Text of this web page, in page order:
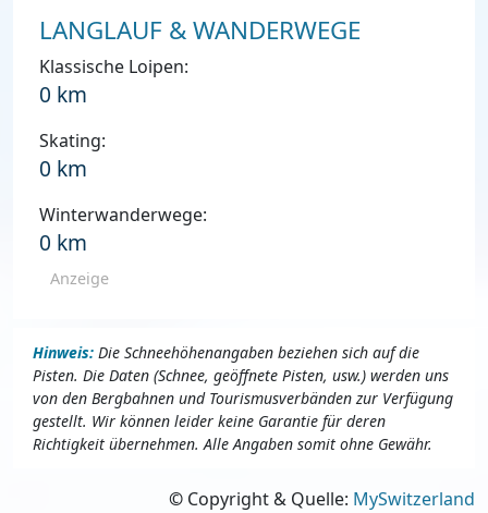
LANGLAUF & WANDERWEGE
Klassische Loipen:
0 km
Skating:
0 km
Winterwanderwege:
0 km
Anzeige
Hinweis: Die Schneehöhenangaben beziehen sich auf die
Pisten. Die Daten (Schnee, geöffnete Pisten, usw.) werden uns
von den Bergbahnen und Tourismusverbänden zur Verfügung
gestellt. Wir können leider keine Garantie für deren
Richtigkeit übernehmen. Alle Angaben somit ohne Gewähr.
© Copyright & Quelle: MySwitzerland